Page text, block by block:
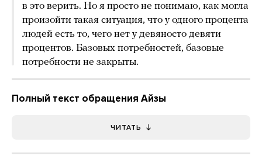
в это верить. Но я просто не понимаю, как могла
произойти такая ситуация, что у одного процента
людей есть то, чего нет у девяносто девяти
процентов. Базовых потребностей, базовые
потребности не закрыты.
Полный текст обращения Айзы
ЧИТАТЬ